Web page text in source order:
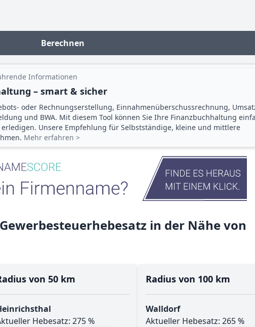
Berechnen
Informationen
– smart & sicher
oder Rechnungserstellung, Einnahmenüberschuss­rechnung,
und BWA. Mit diesem Tool können Sie Ihre Finanz­buchhaltung
Unsere Empfehlung für Selbstständige, kleine und mittlere
Mehr erfahren >
in der Nähe von
von 50 km
Hebesatz: 275 %
Radius von 100 km
Walldorf
Aktueller Hebesatz: 265 %